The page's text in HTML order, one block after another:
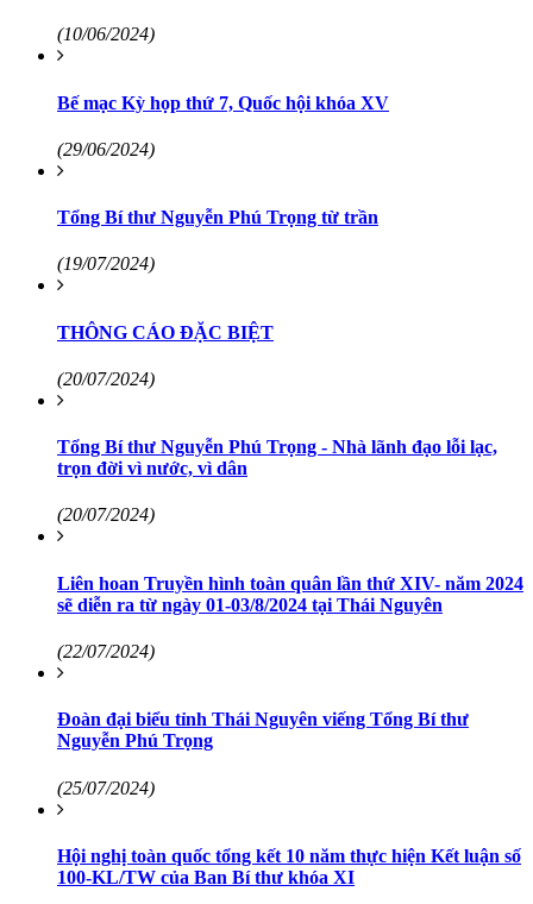
(10/06/2024)
Bế mạc Kỳ họp thứ 7, Quốc hội khóa XV
(29/06/2024)
Tổng Bí thư Nguyễn Phú Trọng từ trần
(19/07/2024)
THÔNG CÁO ĐẶC BIỆT
(20/07/2024)
Tổng Bí thư Nguyễn Phú Trọng - Nhà lãnh đạo lỗi lạc,
trọn đời vì nước, vì dân
(20/07/2024)
Liên hoan Truyền hình toàn quân lần thứ XIV- năm 2024
sẽ diễn ra từ ngày 01-03/8/2024 tại Thái Nguyên
(22/07/2024)
Đoàn đại biểu tỉnh Thái Nguyên viếng Tổng Bí thư
Nguyễn Phú Trọng
(25/07/2024)
Hội nghị toàn quốc tổng kết 10 năm thực hiện Kết luận số
100-KL/TW của Ban Bí thư khóa XI